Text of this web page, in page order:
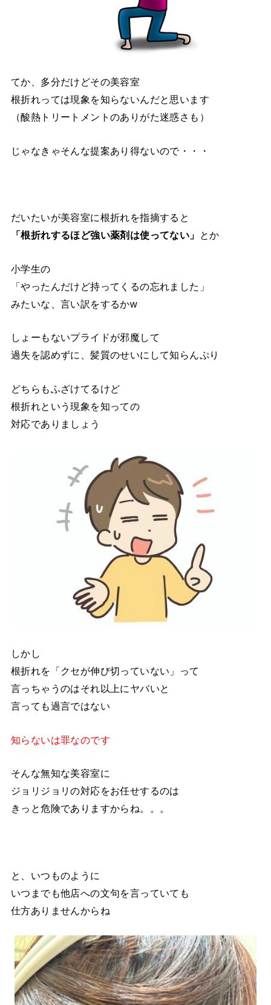
てか、多分だけどその美容室
根折れっては現象を知らないんだと思います
（酸熱トリートメントのありがた迷惑さも）
じゃなきゃそんな提案あり得ないので・・・
だいたいが美容室に根折れを指摘すると
「根折れするほど強い薬剤は使ってない」
とか
小学生の
「やったんだけど持ってくるの忘れました」
みたいな、言い訳をするかw
しょーもないプライドが邪魔して
過失を認めずに、髪質のせいにして知らんぷり
どちらもふざけてるけど
根折れという現象を知っての
対応でありましょう
しかし
根折れを「クセが伸び切っていない」って
言っちゃうのはそれ以上にヤバいと
言っても過言ではない
知らないは罪なのです
そんな無知な美容室に
ジョリジョリの対応をお任せするのは
きっと危険でありますからね。。。
と、いつものように
いつまでも他店への文句を言っていても
仕方ありませんからね